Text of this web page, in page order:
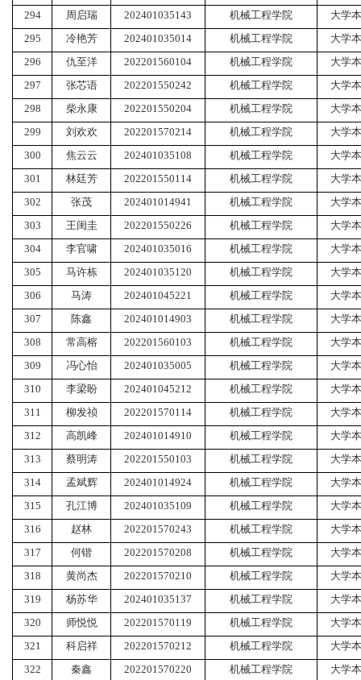
294
周启瑞 202401035143 机械工程学院
大学
295
冷艳芳 202401035014 机械工程学院
大学
296
仇至洋 202201560104 机械工程学院
大学
297
张芯语 202201550242 机械工程学院
大学
298
柴永康 202201550204 机械工程学院
大学
299
刘欢欢 202201570214 机械工程学院
大学
300
焦云云 202401035108 机械工程学院
大学
301
林廷芳 202201550114 机械工程学院
大学
302
张茂 202401014941 机械工程学院
大学
303
王闺圭 202201550226 机械工程学院
大学
304
李官啸 202401035016 机械工程学院
大学
305
马许栋 202401035120 机械工程学院
大学
306
马涛 202401045221 机械工程学院
大学
307
陈鑫 202401014903 机械工程学院
大学
308
常高榕 202201560103 机械工程学院
大学
309
冯心怡 202401035005 机械工程学院
大学
310
李梁盼 202401045212 机械工程学院
大学
311
柳发祯 202201570114 机械工程学院
大学
312
高凯峰 202401014910 机械工程学院
大学
313
蔡明涛 202201550103 机械工程学院
大学
314
孟斌辉 202401014924 机械工程学院
大学
315
孔江博 202401035109 机械工程学院
大学
316
赵林 202201570243 机械工程学院
大学
317
何锴 202201570208 机械工程学院
大学
318
黄尚杰 202201570210 机械工程学院
大学
319
杨苏华 202401035137 机械工程学院
大学
320
师悦悦 202201570119 机械工程学院
大学
321
科启祥 202201570212 机械工程学院
大学
322
秦鑫 202201570220 机械工程学院 大学